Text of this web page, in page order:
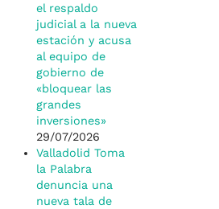
el respaldo
judicial a la nueva
estación y acusa
al equipo de
gobierno de
«bloquear las
grandes
inversiones»
29/07/2026
Valladolid Toma
la Palabra
denuncia una
nueva tala de